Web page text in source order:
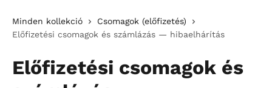
Minden kollekció
Csomagok (előfizetés)
Előfizetési csomagok és számlázás — hibaelhárítás
Előfizetési csomagok és